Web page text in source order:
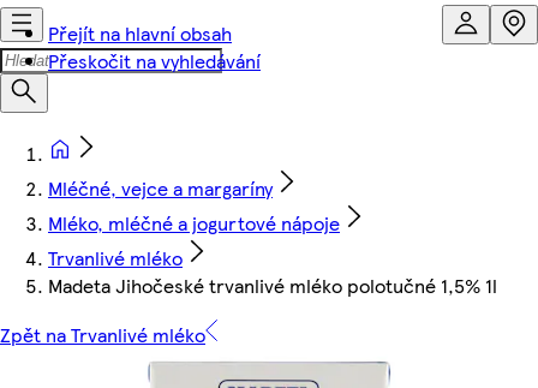
Přejít na hlavní obsah
Přeskočit na vyhledávání
Mléčné, vejce a margaríny
Mléko, mléčné a jogurtové nápoje
Trvanlivé mléko
Madeta Jihočeské trvanlivé mléko polotučné 1,5% 1l
Zpět na Trvanlivé mléko